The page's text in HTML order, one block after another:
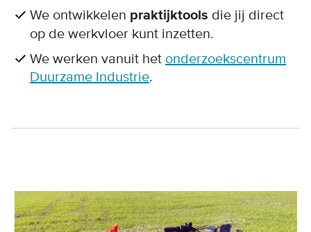
We ontwikkelen praktijktools die jij direct
op de werkvloer kunt inzetten.
We werken vanuit het onderzoekscentrum
Duurzame Industrie.